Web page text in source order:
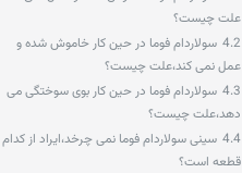
علت چیست؟
4.2 سولاردام فوما در حین کار خاموش شده و
عمل نمی کند،علت چیست؟
4.3 سولاردام فوما در حین کار بوی سوختگی می
دهد،علت چیست؟
4.4 سینی سولاردام فوما نمی چرخد،ایراد از کدام
قطعه است؟